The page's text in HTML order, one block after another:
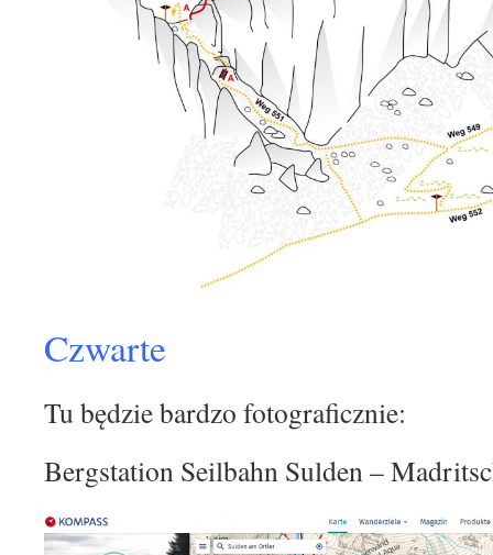
Czwarte
Tu będzie bardzo fotograficznie:
Bergstation Seilbahn Sulden –